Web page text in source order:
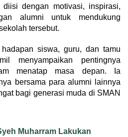
dengan motivasi, inspirasi,
alumni untuk mendukung
tersebut.
siswa, guru, dan tamu
menyampaikan pentingnya
menatap masa depan. Ia
bersama para alumni lainnya
bagi generasi muda di SMAN
Muharram Lakukan